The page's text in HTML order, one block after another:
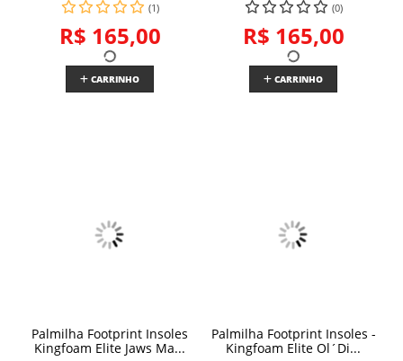
(1)
R$ 165,00
CARRINHO
(0)
R$ 165,00
CARRINHO
Palmilha Footprint Insoles
Kingfoam Elite Jaws Ma...
Palmilha Footprint Insoles -
Kingfoam Elite Ol´Di...